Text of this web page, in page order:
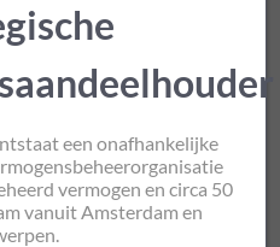
een onafhankelijke
vermogen en circa 50
vanuit Amsterdam en